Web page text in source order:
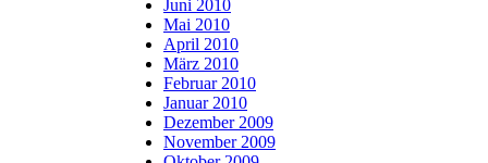
Juni 2010
Mai 2010
April 2010
März 2010
Februar 2010
Januar 2010
Dezember 2009
November 2009